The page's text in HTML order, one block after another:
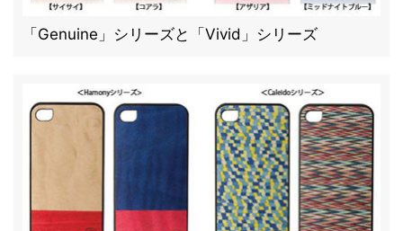
「Genuine」シリーズと「Vivid」シリーズ